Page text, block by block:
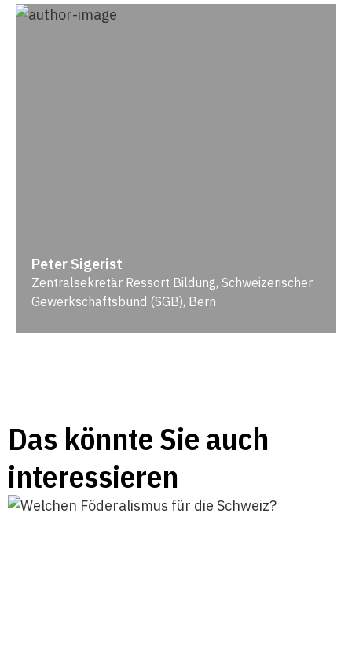
Peter Sigerist
Zentralsekretär Ressort Bildung, Schweizerischer
Gewerkschaftsbund (SGB), Bern
Das könnte Sie auch
interessieren